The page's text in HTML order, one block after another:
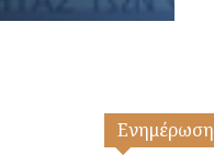
Ενημέρωση